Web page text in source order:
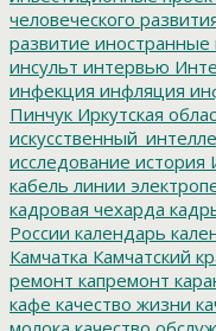
человеческого
развитие иностранные
инсульт интервью
инфекция инфляция
Пинчук Иркутская
исследование история
кабель линии
кадровая чехарда
России календарь
Камчатка Камчатский
ремонт капремонт
кафе качество жизни